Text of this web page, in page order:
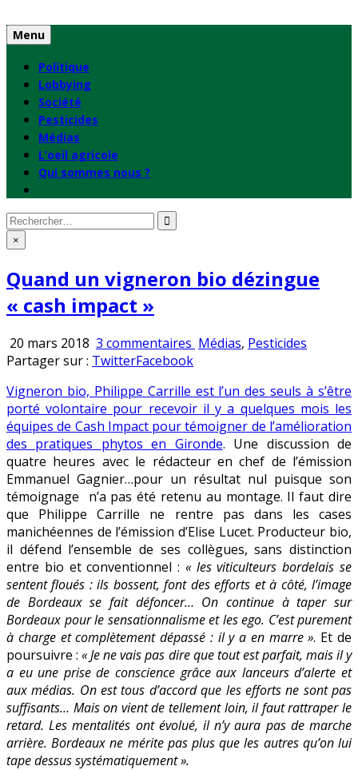
to
content
Menu
Politique
Lobbying
Société
Pesticides
Médias
L’oeil agricole
Qui sommes nous ?
Rechercher
: ×
Quand un vigneron bio dézingue
« cash impact »
20 mars 2018 3 commentaires sur
vigneron
bio
dézingue
« cash
impact »
Publié
Médias, Pesticides
Partager sur : TwitterFacebook
Vigneron bio, Philippe Carrille est l’un des seuls à s’être
porté volontaire pour recevoir il y a quelques mois les
équipes de Cash Impact pour témoigner de l’amélioration
des pratiques phytos en Gironde. Une discussion de
quatre heures avec le rédacteur en chef de l’émission
Emmanuel Gagnier…pour un résultat nul puisque son
témoignage n’a pas été retenu au montage. Il faut dire
que Philippe Carrille ne rentre pas dans les cases
manichéennes de l’émission d’Elise Lucet. Producteur bio,
il défend l’ensemble de ses collègues, sans distinction
entre bio et conventionnel : « les viticulteurs bordelais se
sentent floués : ils bossent, font des efforts et à côté, l’image
de Bordeaux se fait défoncer… On continue à taper sur
Bordeaux pour le sensationnalisme et les ego. C’est purement
à charge et complètement dépassé : il y a en marre ». Et de
poursuivre :« Je ne vais pas dire que tout est parfait, mais il y
a eu une prise de conscience grâce aux lanceurs d’alerte et
aux médias. On est tous d’accord que les efforts ne sont pas
suffisants… Mais on vient de tellement loin, il faut rattraper le
retard. Les mentalités ont évolué, il n’y aura pas de marche
arrière. Bordeaux ne mérite pas plus que les autres qu’on lui
tape dessus systématiquement ».